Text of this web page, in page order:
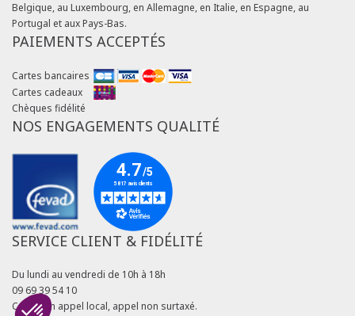
Belgique, au Luxembourg, en Allemagne, en Italie, en Espagne, au
Portugal et aux Pays-Bas.
PAIEMENTS ACCEPTÉS
Cartes bancaires
Cartes cadeaux
Chèques fidélité
NOS ENGAGEMENTS QUALITÉ
SERVICE CLIENT & FIDÉLITÉ
Du lundi au vendredi de 10h à 18h
09 69 39 54 10
Coût d'un appel local, appel non surtaxé.